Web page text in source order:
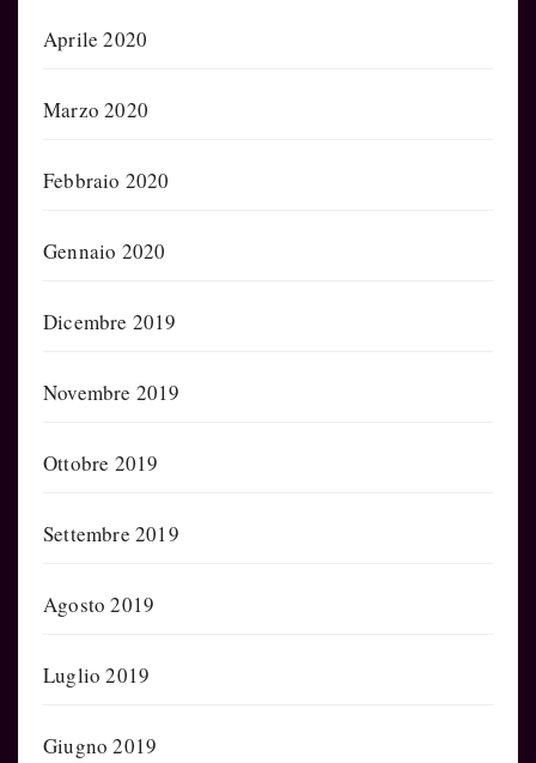
Aprile 2020
Marzo 2020
Febbraio 2020
Gennaio 2020
Dicembre 2019
Novembre 2019
Ottobre 2019
Settembre 2019
Agosto 2019
Luglio 2019
Giugno 2019